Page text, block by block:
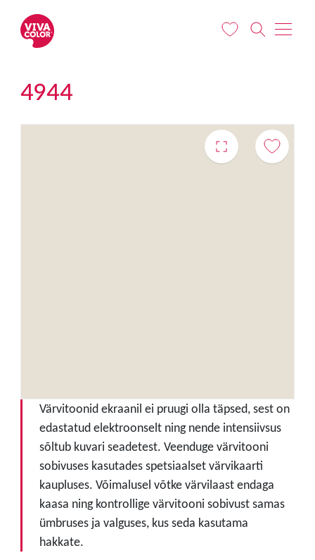
4944
Värvitoonid ekraanil ei pruugi olla täpsed, sest on
edastatud elektroonselt ning nende intensiivsus
sõltub kuvari seadetest. Veenduge värvitooni
sobivuses kasutades spetsiaalset värvikaarti
kaupluses. Võimalusel võtke värvilaast endaga
kaasa ning kontrollige värvitooni sobivust samas
ümbruses ja valguses, kus seda kasutama
hakkate.